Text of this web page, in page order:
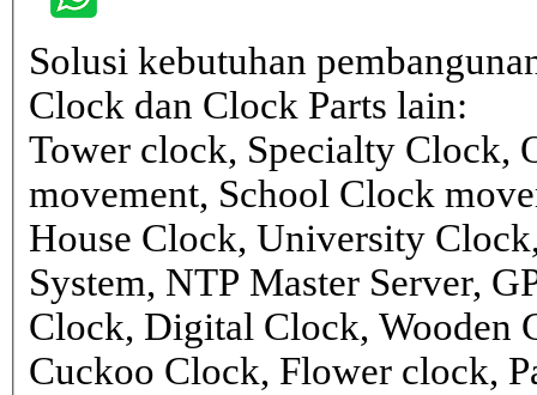
Solusi kebutuhan
Clock dan Clock Parts lain:
Tower clock, Specialty Clock,
movement, School Clock
House Clock, University
System, NTP Master Server,
Clock, Digital Clock, Wooden
Cuckoo Clock, Flower clock,